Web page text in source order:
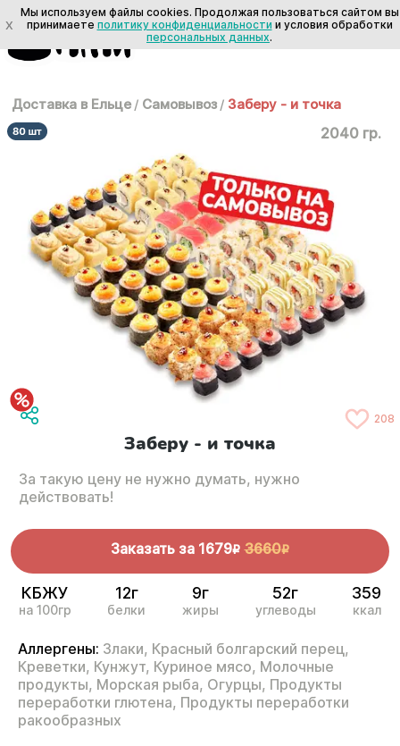
Доставка в Ельце / Самовывоз / Заберу - и точка
2040 гр.
208
Заберу - и точка
За такую цену не нужно думать, нужно
действовать!
Заказать за 1679R 3660R
КБЖУ
на 100гр
12г
белки
9г
жиры
52г
углеводы
359
ккал
Аллергены: Злаки, Красный болгарский перец,
Креветки, Кунжут, Куриное мясо, Молочные
продукты, Морская рыба, Огурцы, Продукты
переработки глютена, Продукты переработки
ракообразных
X
Мы используем файлы cookies. Продолжая пользоваться сайтом вы
принимаете политику конфиденциальности и условия обработки
персональных данных.